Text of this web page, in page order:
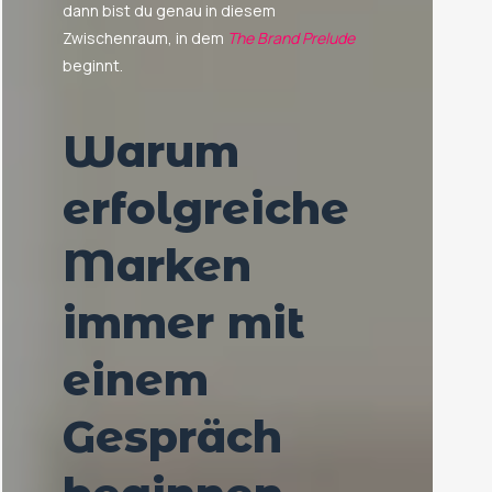
dann bist du genau in diesem
Zwischenraum, in dem The Brand Prelude
beginnt.
Warum
erfolgreiche
Marken
immer mit
einem
Gespräch